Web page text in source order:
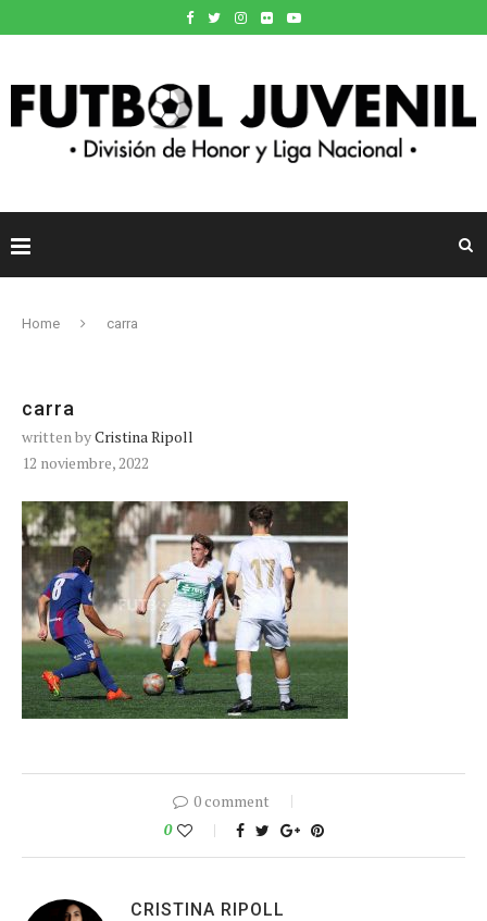
Home carra
carra
written byCristina Ripoll
12 noviembre, 2022
0 comment
0
CRISTINA RIPOLL